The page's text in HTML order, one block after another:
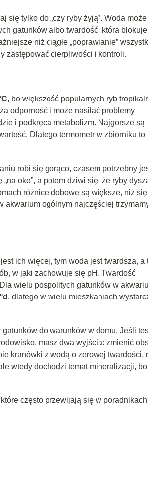
się tylko do „czy ryby żyją”. Woda może
gatunków albo twardość, która blokuje
niż ciągłe „poprawianie”
zastępować cierpliwości i kontroli.
, bo większość popularnych ryb
odporność i może nasilać problemy
i podkręca metabolizm. Najgorsze są
Dlatego termometr w zbiorniku to
robi się gorąco, czasem potrzebny
oko”, a potem dziwi się, że ryby
różnice dobowe są większe, niż się
akwarium ogólnym najczęściej
ich więcej, tym woda jest twardsza, a
w jaki zachowuje się pH. Twardość
wielu pospolitych gatunków w
, dlatego w wielu mieszkaniach
do warunków w domu. Jeśli
masz dwa wyjścia: zmienić
kranówki z wodą o zerowej twardości,
wtedy dochodzi temat mineralizacji, bo
często przewijają się w